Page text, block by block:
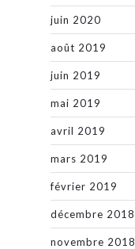
juin 2020
août 2019
juin 2019
mai 2019
avril 2019
mars 2019
février 2019
décembre 2018
novembre 2018